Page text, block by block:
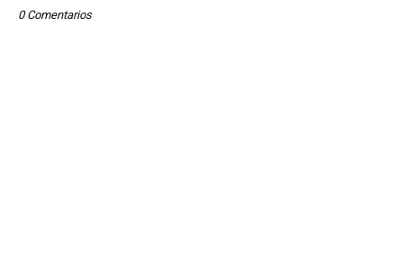
0 Comentarios